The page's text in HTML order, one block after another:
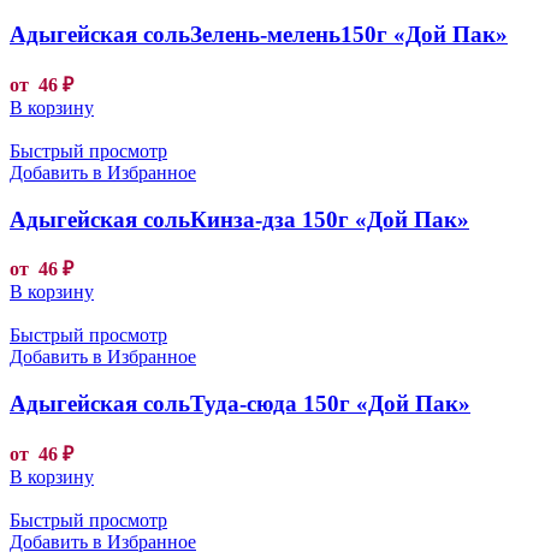
Адыгейская сольЗелень-мелень150г «Дой Пак»
от 46 ₽
В корзину
Быстрый просмотр
Добавить в Избранное
Адыгейская сольКинза-дза 150г «Дой Пак»
от 46 ₽
В корзину
Быстрый просмотр
Добавить в Избранное
Адыгейская сольТуда-сюда 150г «Дой Пак»
от 46 ₽
В корзину
Быстрый просмотр
Добавить в Избранное